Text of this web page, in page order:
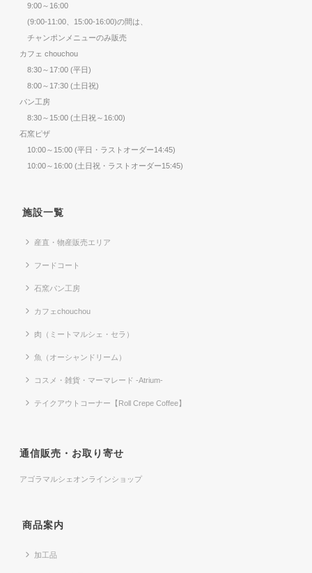
9:00～16:00
(9:00-11:00、15:00-16:00)の間は、
チャンポンメニューのみ販売
カフェ chouchou
8:30～17:00 (平日)
8:00～17:30 (土日祝)
パン工房
8:30～15:00 (土日祝～16:00)
石窯ピザ
10:00～15:00 (平日・ラストオーダー14:45)
10:00～16:00 (土日祝・ラストオーダー15:45)
施設一覧
産直・物産販売エリア
フードコート
石窯パン工房
カフェchouchou
肉（ミートマルシェ・セラ）
魚（オーシャンドリーム）
コスメ・雑貨・マーマレード -Atrium-
テイクアウトコーナー【Roll Crepe Coffee】
通信販売・お取り寄せ
アゴラマルシェオンラインショップ
商品案内
加工品